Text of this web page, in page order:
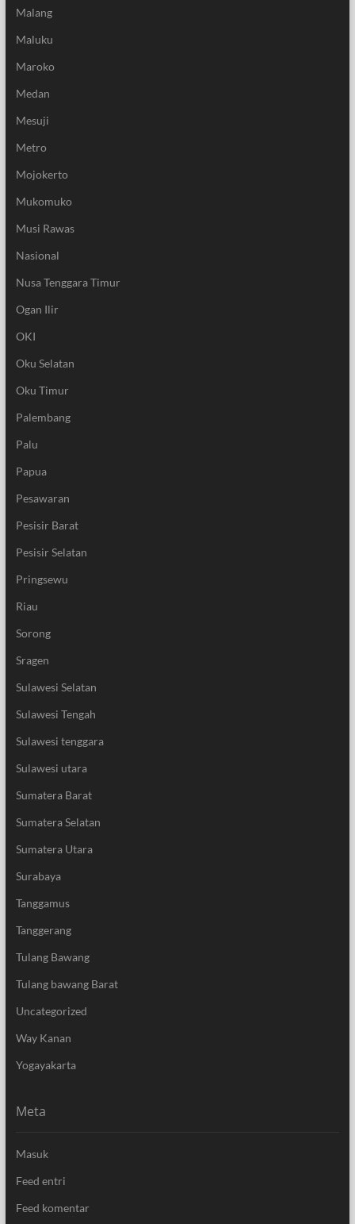
Malang
Maluku
Maroko
Medan
Mesuji
Metro
Mojokerto
Mukomuko
Musi Rawas
Nasional
Nusa Tenggara Timur
Ogan Ilir
OKI
Oku Selatan
Oku Timur
Palembang
Palu
Papua
Pesawaran
Pesisir Barat
Pesisir Selatan
Pringsewu
Riau
Sorong
Sragen
Sulawesi Selatan
Sulawesi Tengah
Sulawesi tenggara
Sulawesi utara
Sumatera Barat
Sumatera Selatan
Sumatera Utara
Surabaya
Tanggamus
Tanggerang
Tulang Bawang
Tulang bawang Barat
Uncategorized
Way Kanan
Yogayakarta
Meta
Masuk
Feed entri
Feed komentar